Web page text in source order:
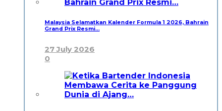
Malaysia Selamatkan Kalender Formula 1 2026, Bahrain
Grand Prix Resmi…
27 July 2026
0